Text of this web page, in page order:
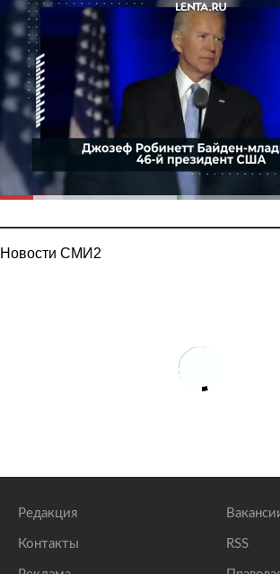
Новости СМИ2
Редакция
Контакты RSS